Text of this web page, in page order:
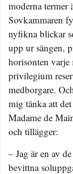
moderna termer
Sovkammaren
nyfikna blickar
upp ur sängen,
horisonten
privilegium
medborgare.
mig tänka att
Madame de
och tillägger:
– Jag är en av
bevittna